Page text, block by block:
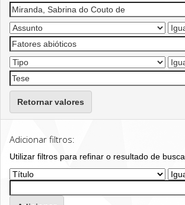
Retornar valores
Adicionar filtros:
Utilizar filtros para refinar o resultado de busca.